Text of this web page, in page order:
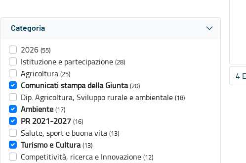
Categoria
2026 (55)
Istituzione e partecipazione (28)
Agricoltura (25)
Comunicati stampa della Giunta (20)
Dip. Agricoltura, Sviluppo rurale e ambientale (18)
Ambiente (17)
PR 2021-2027 (16)
Salute, sport e buona vita (13)
Turismo e Cultura (13)
Competitività, ricerca e Innovazione (12)
4